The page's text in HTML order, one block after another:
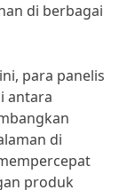
di berbagai
para panelis
antara
di
produk